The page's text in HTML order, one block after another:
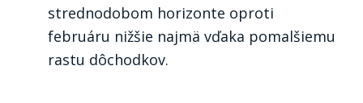
strednodobom horizonte oproti
februáru nižšie najmä vďaka pomalšiemu
rastu dôchodkov.